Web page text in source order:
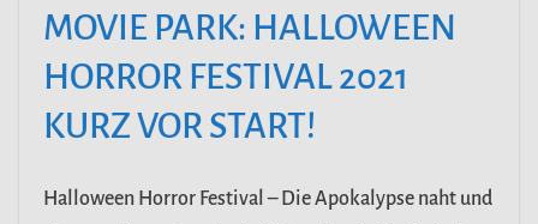
MOVIE PARK: HALLOWEEN
HORROR FESTIVAL 2021
KURZ VOR START!
Halloween Horror Festival – Die Apokalypse naht und